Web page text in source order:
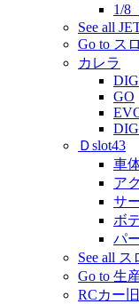
1/8
See all
Go to ス
カレラ
GO
Ｄslot43
車
ア
サ
ボ
パ
See all
Go to 生
RCカー